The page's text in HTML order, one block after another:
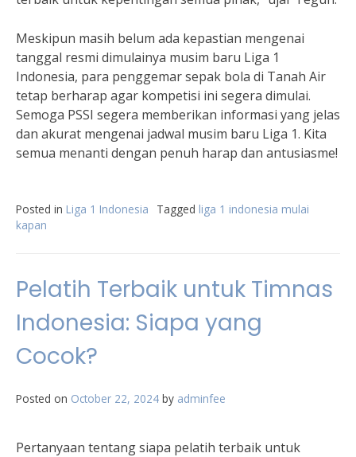
Meskipun masih belum ada kepastian mengenai
tanggal resmi dimulainya musim baru Liga 1
Indonesia, para penggemar sepak bola di Tanah Air
tetap berharap agar kompetisi ini segera dimulai.
Semoga PSSI segera memberikan informasi yang jelas
dan akurat mengenai jadwal musim baru Liga 1. Kita
semua menanti dengan penuh harap dan antusiasme!
Posted in Liga 1 Indonesia Tagged liga 1 indonesia mulai
kapan
Pelatih Terbaik untuk Timnas
Indonesia: Siapa yang
Cocok?
Posted on October 22, 2024 by adminfee
Pertanyaan tentang siapa pelatih terbaik untuk